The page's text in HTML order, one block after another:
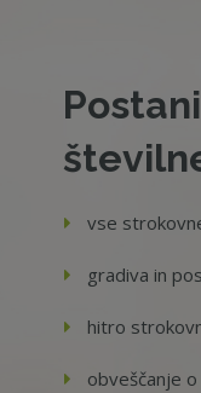
vse
gradiva in
hitro
obveščanje